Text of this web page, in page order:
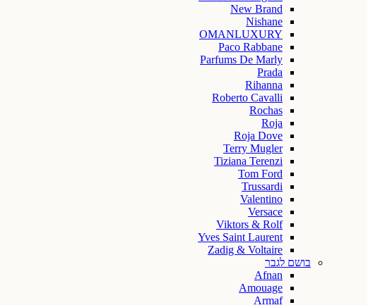
New Brand
Nishane
OMANLUXURY
Paco Rabbane
Parfums De Marly
Prada
Rihanna
Roberto Cavalli
Rochas
Roja
Roja Dove
Terry Mugler
Tiziana Terenzi
Tom Ford
Trussardi
Valentino
Versace
Viktors & Rolf
Yves Saint Laurent
Zadig & Voltaire
בושם לגבר
Afnan
Amouage
Armaf